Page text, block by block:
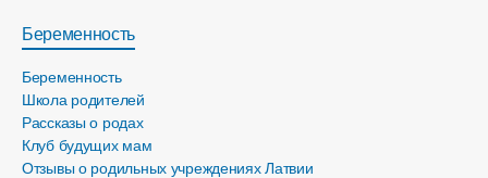
Беременность
Беременность
Школа родителей
Рассказы о родах
Клуб будущих мам
Отзывы о родильных учреждениях Латвии